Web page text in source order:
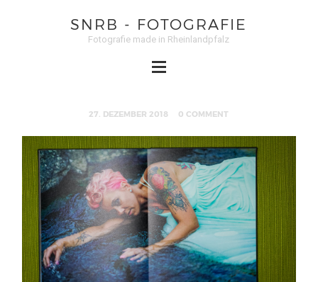
SNRB - FOTOGRAFIE
Fotografie made in Rheinlandpfalz
27. DEZEMBER 2018 0 COMMENT